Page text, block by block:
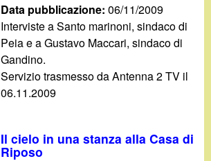
Data pubblicazione:06/11/2009
Interviste a Santo marinoni, sindaco di
Peia e a Gustavo Maccari, sindaco di
Gandino.
Servizio trasmesso da Antenna 2 TV il
06.11.2009
Il cielo in una stanza alla Casa di
Riposo